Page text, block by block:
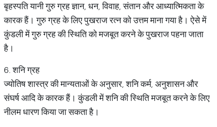
बृहस्पति यानी गुरु ग्रह ज्ञान, धन, विवाह, संतान और आध्यात्मिकता के
कारक हैं। गुरु ग्रह के लिए पुखराज रत्न को उत्तम माना गया है। ऐसे में
कुंडली में गुरु ग्रह की स्थिति को मजबूत करने के पुखराज पहना जाता
है।
6. शनि ग्रह
ज्योतिष शास्त्र की मान्यताओं के अनुसार, शनि कर्म, अनुशासन और
संघर्ष आदि के कारक हैं। कुंडली में शनि की स्थिति मजबूत करने के लिए
नीलम धारण किया जा सकता है।